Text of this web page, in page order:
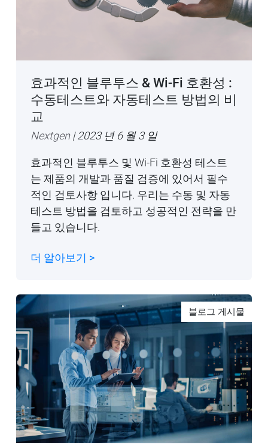
효과적인 블루투스 & Wi-Fi 호환성 :
수동테스트와 자동테스트 방법의 비
교
Nextgen| 2023 년 6 월 3 일
효과적인 블루투스 및 Wi-Fi 호환성 테스트
는 제품의 개발과 품질 검증에 있어서 필수
적인 검토사항 입니다. 우리는 수동 및 자동
테스트 방법을 검토하고 성공적인 전략을 만
들고 있습니다.
더 알아보기 >
블로그 게시물